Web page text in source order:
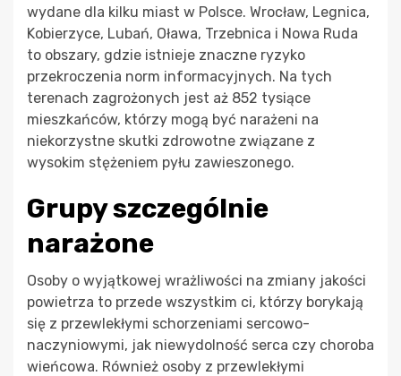
wydane dla kilku miast w Polsce. Wrocław, Legnica,
Kobierzyce, Lubań, Oława, Trzebnica i Nowa Ruda
to obszary, gdzie istnieje znaczne ryzyko
przekroczenia norm informacyjnych. Na tych
terenach zagrożonych jest aż 852 tysiące
mieszkańców, którzy mogą być narażeni na
niekorzystne skutki zdrowotne związane z
wysokim stężeniem pyłu zawieszonego.
Grupy szczególnie
narażone
Osoby o wyjątkowej wrażliwości na zmiany jakości
powietrza to przede wszystkim ci, którzy borykają
się z przewlekłymi schorzeniami sercowo-
naczyniowymi, jak niewydolność serca czy choroba
wieńcowa. Również osoby z przewlekłymi